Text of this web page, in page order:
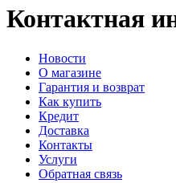
Контактная
Новости
О магазине
Гарантия и возврат
Как купить
Кредит
Доставка
Контакты
Услуги
Обратная связь